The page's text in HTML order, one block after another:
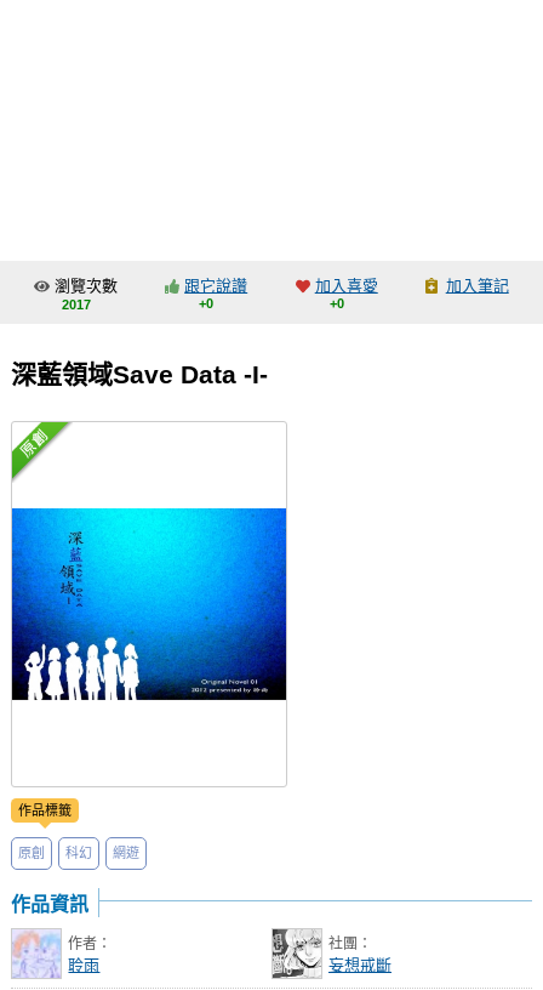
交流中心
會員功能選單
會員中心
登入
瀏覽次數
2017
跟它說讚
+0
加入喜愛
+0
加入筆記
深藍領域Save Data -I-
作品標籤
原創 科幻 網遊
作品資訊
作者：
聆雨
社團：
妄想戒斷